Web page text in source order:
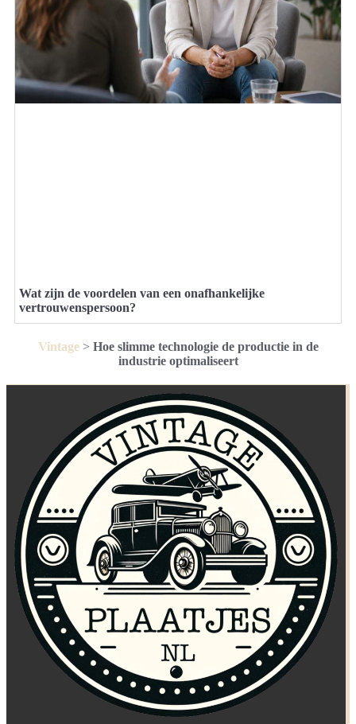
Wat zijn de voordelen van een onafhankelijke
vertrouwenspersoon?
Vintage> Hoe slimme technologie de productie in de
industrie optimaliseert